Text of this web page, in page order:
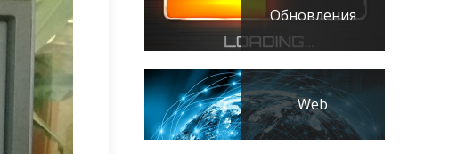
Обновления
Web